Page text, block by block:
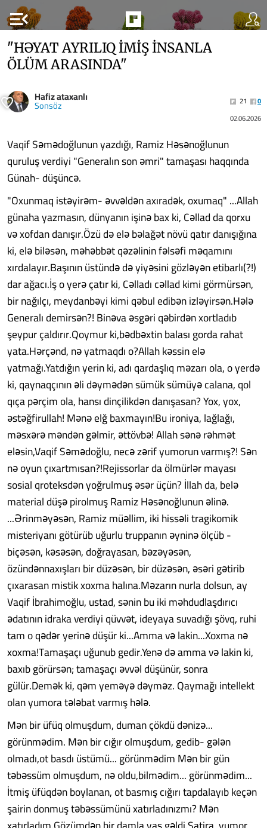
menu_open
"HƏYAT AYRILIQ İMİŞ İNSANLA
ÖLÜM ARASINDA"
Hafiz ataxanlı
Sonsöz 21
0
02.06.2026
Vaqif Səmədoğlunun yazdığı, Ramiz Həsənoğlunun
quruluş verdiyi "Generalın son əmri" tamaşası haqqında
Günah- düşüncə.
"Oxunmaq istəyirəm- əvvəldən axıradək, oxumaq" ...Allah
günaha yazmasın, dünyanın işinə bax ki, Cəllad da qorxu
və xofdan danışır.Özü də elə bəlağət növü qatır danışığına
ki, elə biləsən, məhəbbət qəzəlinin fəlsəfi məqamını
xırdalayır.Başının üstündə də yiyəsini gözləyən etibarlı(?!)
dar ağacı.İş o yerə çatır ki, Cəlladı cəllad kimi görmürsən,
bir nağılçı, meydanbəyi kimi qəbul edibən izləyirsən.Hələ
Generalı demirsən?! Binəva əsgəri qəbirdən xortladıb
şeypur çaldırır.Qoymur ki,bədbəxtin balası gorda rahat
yata.Hərçənd, nə yatmaqdı o?Allah kəssin elə
yatmağı.Yatdığın yerin ki, adı qardaşlıq məzarı ola, o yerdə
ki, qaynaqçının əli dəymədən sümük sümüyə calana, qol
qıça pərçim ola, hansı dinçilikdən danışasan? Yox, yox,
əstəğfirullah! Mənə elğ baxmayın!Bu ironiya, lağlağı,
məsxərə məndən gəlmir, əttövbə! Allah sənə rəhmət
eləsin,Vaqif Səmədoğlu, necə zərif yumorun varmış?! Sən
nə oyun çıxartmısan?!Rejissorlar da ölmürlər mayası
sosial qroteksdən yoğrulmuş əsər üçün? İllah da, belə
material düşə pirolmuş Ramiz Həsənoğlunun əlinə.
...Ərinməyəsən, Ramiz müəllim, iki hissəli tragikomik
misteriyanı götürüb uğurlu truppanın əyninə ölçüb -
biçəsən, kəsəsən, doğrayasan, bəzəyəsən,
özündənnaxışları bir düzəsən, bir düzəsən, əsəri gətirib
çıxarasan mistik xoxma halına.Məzarın nurla dolsun, ay
Vaqif İbrahimoğlu, ustad, sənin bu iki məhdudlaşdırıcı
ədatının idraka verdiyi qüvvət, ideyaya suvadığı şövq, ruhi
tam o qədər yerinə düşür ki...Amma və lakin...Xoxma nə
xoxma!Tamaşaçı uğunub gedir.Yenə də amma və lakin ki,
baxıb görürsən; tamaşaçı əvvəl düşünür, sonra
gülür.Demək ki, qəm yeməyə dəyməz. Qaymağı intellekt
olan yumora tələbat varmış hələ.
Mən bir üfüq olmuşdum, duman çökdü dənizə...
görünmədim. Mən bir cığır olmuşdum, gedib- gələn
olmadı,ot basdı üstümü... görünmədim Mən bir gün
təbəssüm olmuşdum, nə oldu,bilmədim... görünmədim...
İtmiş üfüqdən boylanan, ot basmış cığırı tapdalayıb keçən
şairin donmuş təbəssümünü xatırladınızmı? Mən